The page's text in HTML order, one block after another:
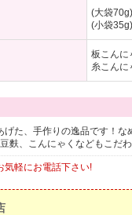
(大袋
(小袋
板こんに
糸こん
た、手作りの逸品です！
麩、こんにゃくなどもこだ
気軽にお電話下さい!